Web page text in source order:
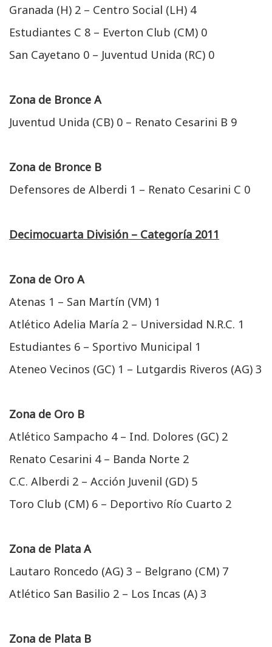
Granada (H) 2 – Centro Social (LH) 4
Estudiantes C 8 – Everton Club (CM) 0
San Cayetano 0 – Juventud Unida (RC) 0
Zona de Bronce A
Juventud Unida (CB) 0 – Renato Cesarini B 9
Zona de Bronce B
Defensores de Alberdi 1 – Renato Cesarini C 0
Decimocuarta División – Categoría 2011
Zona de Oro A
Atenas 1 – San Martín (VM) 1
Atlético Adelia María 2 – Universidad N.R.C. 1
Estudiantes 6 – Sportivo Municipal 1
Ateneo Vecinos (GC) 1 – Lutgardis Riveros (AG) 3
Zona de Oro B
Atlético Sampacho 4 – Ind. Dolores (GC) 2
Renato Cesarini 4 – Banda Norte 2
C.C. Alberdi 2 – Acción Juvenil (GD) 5
Toro Club (CM) 6 – Deportivo Río Cuarto 2
Zona de Plata A
Lautaro Roncedo (AG) 3 – Belgrano (CM) 7
Atlético San Basilio 2 – Los Incas (A) 3
Zona de Plata B